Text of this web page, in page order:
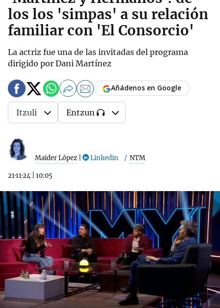
los los 'simpas' a su relación
familiar con 'El Consorcio'
La actriz fue una de las invitadas del programa
dirigido por Dani Martínez
Maider López Linkedin NTM
21·11·24 10:05
Añádenos en Google
Itzuli Entzun